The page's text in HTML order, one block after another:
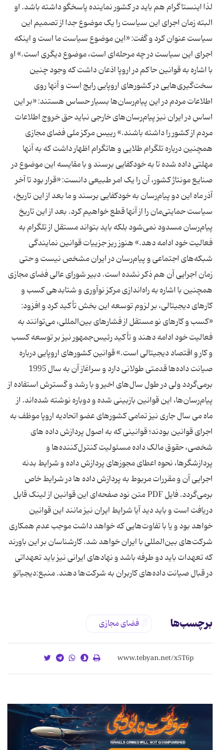
لذا اینستاگرام هم باید در کشور نماینده پاسخگو داشته باشد. او
البته زمان اجرای این سیاست را یک موضوع جدا از تصمیم این
سیاست عنوان کرد و گفت: «این موضوع سیاست ما است و اینکه
اجرای این سیاست در چه مرحله‌ای است، موضوع دیگری است.» او
با اشاره به قوانین حاکم در اروپا اذعان داشت که وجود چنین
سخت‌گیری‌هایی در کشورهای اروپایی رایج است و آنها روی
اطلاعات مردم در این پیام‌رسان‌ها بسیار حساس هستند: «بر این
اساس در ایران نیز پیام‌رسان‌های خارجی نباید حق خروج اطلاعات
مردم از کشور را داشته باشند.» رییس مرکز ملی فضای مجازی
همچنین درباره تلگرام طلایی و هاتگرام اظهار داشت که به آنها
مهلتی داده شده تا به خودکفایی برسند و با مقایسه این موضوع در
صنایع مونتاژ کشور، آن را یک امر طبیعی دانست: «قرار بود تا آخر
آذر ماه این دو پیام‌رسان به خودکفایی برسند و ما بعد از این تاریخ،
سیاست حمایتی‌مان را از آنها قطع خواهیم کرد. بعد از این تاریخ
پیام‌رسان مسدود نمی‌شود بلکه باید بتواند مستقل از تلگرام به
فعالیت خود ادامه دهد.» هنوز ریز جزییات قوانین نمایندگی
شبکه‌های اجتماعی و پیام‌رسان در ایران مشخص نیست و حتی
زمان اجرایی آن هم ذکر نشده است. دبیر شورای عالی فضای مجازی
همچنین با اشاره به راه‌اندازی مرکز نوآوری و شتابدهی کسب‌ و
کارهای دیجیتالی، بر لزوم توسعه این بخش تأکید کرد و افزود:
«کسب و کارهای نو مستقل از فشارهای بین‌المللی، می‌توانند به
فعالیت خود ادامه دهند و تأکید رئیس‌جمهور نیز بر توسعه کسب
و کار و اقتصاد دیجیتالی است.» قوانین کشورهای اروپایی درباره
صیانت داده‌ها قدمتی طولانی دارد و سراغاز آن به سال 1995
برمی‌گردد ولی در طول سال‌های اخیر و با رشد و گسترش استفاده از
پیام‌رسان‌ها، این قوانین بازبینی شده و دوباره نوشته شده‌اند. از
ماه می سال جاری نیز تمامی کشورهای عضو اتحادیه اروپا موظف به
اجرای قوانین بودند؛ قوانینی که به اصول پردازش داده های
شخصی، حقوق مالک داده مسئولیت کنترل‌کننده‌ها و
پردازشگرها، نحوه اعطای مجوزهای پردازش داده و شرایط بدنه
اجرایی آن و مقررات مربوط به پردازش داده ها در شرایط خاص
برمی‌گردد. فایل PDF متن نود صفحه‌ای این قوانین از لینک قابل
دریافت است و باید دید آیا شرایط ایران نیز مانند این قوانین
خواهد بود و یا با تفاوت‌هایی که خواهد داشت موجب عدم همکاری
شرکت‌های بین‌المللی با ایران خواهد شد. کارشناسان بر این باورند
که تعهدات باید دو طرفه باشد و نهادهای ایرانی نیز باید تعهداتی
در قبال صیانت داده‌های کاربران به شرکت‌ها دهند. منبع:دیجیاتو
برچسب‌ها فضای مجازی